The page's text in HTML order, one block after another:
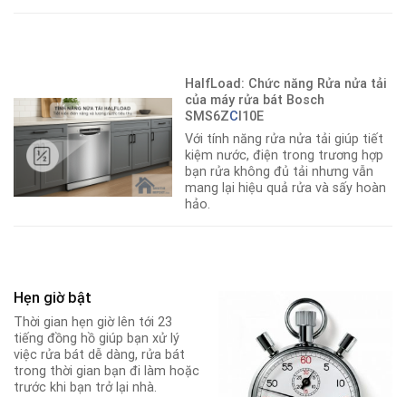
HalfLoad: Chức năng Rửa nửa tải
của máy rửa bát Bosch
SMS6ZC I10E
Với tính năng rửa nửa tải giúp tiết
kiệm nước, điện trong trương hợp
bạn rửa không đủ tải nhưng vẫn
mang lại hiệu quả rửa và sấy hoàn
hảo.
Hẹn giờ bật
Thời gian hẹn giờ lên tới 23
tiếng đồng hồ giúp bạn xử lý
việc rửa bát dễ dàng, rửa bát
trong thời gian bạn đi làm hoặc
trước khi bạn trở lại nhà.